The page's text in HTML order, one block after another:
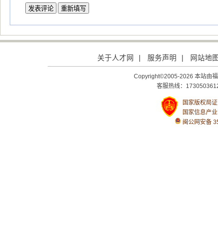
关于人才网 服务声明 网站地
Copyright©2005-2026 本站由
客服热线：
国家版权局
国家信息产
闽公网安备